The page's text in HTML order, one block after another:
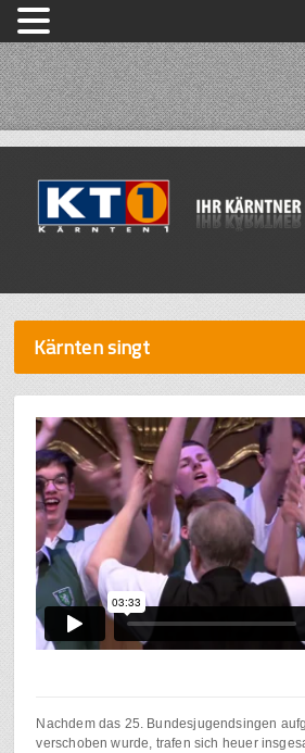
Kärnten singt
Nachdem das 25. Bundesjugendsingen
verschoben wurde, trafen sich heuer